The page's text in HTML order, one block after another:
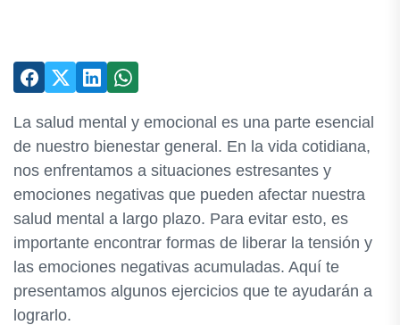
La salud mental y emocional es una parte esencial
de nuestro bienestar general. En la vida cotidiana,
nos enfrentamos a situaciones estresantes y
emociones negativas que pueden afectar nuestra
salud mental a largo plazo. Para evitar esto, es
importante encontrar formas de liberar la tensión y
las emociones negativas acumuladas. Aquí te
presentamos algunos ejercicios que te ayudarán a
lograrlo.